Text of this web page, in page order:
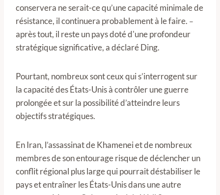
conservera ne serait-ce qu’une capacité minimale de
résistance, il continuera probablement à le faire. –
après tout, il reste un pays doté d'une profondeur
stratégique significative, a déclaré Ding.
Pourtant, nombreux sont ceux qui s’interrogent sur
la capacité des États-Unis à contrôler une guerre
prolongée et sur la possibilité d’atteindre leurs
objectifs stratégiques.
En Iran, l’assassinat de Khamenei et de nombreux
membres de son entourage risque de déclencher un
conflit régional plus large qui pourrait déstabiliser le
pays et entraîner les États-Unis dans une autre